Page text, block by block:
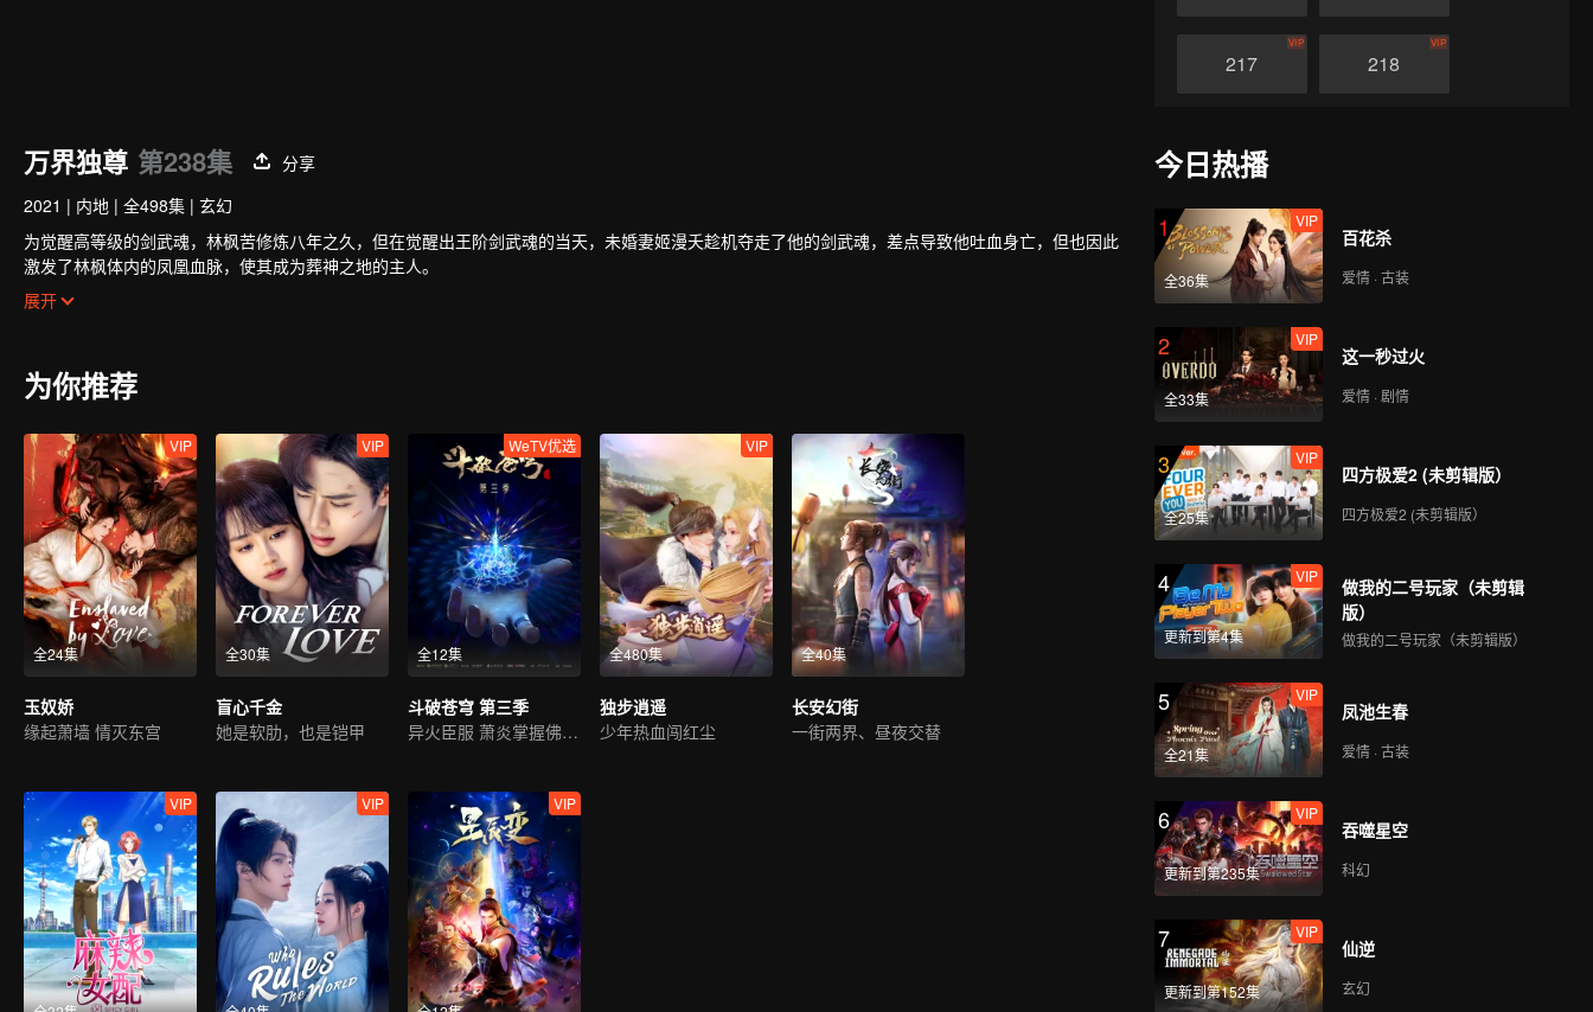
217
VIP
218
VIP
221
223
VIP
225
VIP
226
227
229
VIP
230
VIP
231
VIP
232
VIP
233
VIP
235
VIP
236
237
VIP
238
万界独尊 第238集
分享
2021 | 内地 | 全498集 | 玄幻
为觉醒高等级的剑武魂，林枫苦修炼八年之久，但在觉醒出王阶剑武魂的当天，未婚妻姬漫夭趁机夺走了他的剑武魂，差点导致他吐血身亡，但也因此
激发了林枫体内的凤凰血脉，使其成为葬神之地的主人。
失去了剑武魂后，林枫受到了林氏家族中人的排挤和针对。幸亏在此期间，有妹妹林香儿和爷爷林镇南的陪伴、以及从葬神之地中得到的新力量的帮
助，林枫才能重拾信心，不至于一蹶不振，后来成功吸收了葬神之地中的神魔天尊强者们的力量，林枫的剑武魂因此以修复，且逐渐提升到了更高层
展开
为你推荐
全24集
VIP
玉奴娇
缘起萧墙 情灭东宫
全30集
VIP
盲心千金
她是软肋，也是铠甲
全12集
WeTV优选
斗破苍穹 第三季
异火臣服 萧炎掌握佛怒火连
全480集
VIP
独步逍遥
少年热血闯红尘
全40集
长安幻街
一街两界、昼夜交替
VIP VIP VIP
今日热播
1
全36集
VIP
百花杀
爱情 · 古装
2
全33集
VIP
这一秒过火
爱情 · 剧情
3
全25集
VIP
四方极爱2 (未剪辑版）
四方极爱2 (未剪辑版）
4
更新到第4集
VIP
做我的二号玩家（未剪辑
版）
做我的二号玩家（未剪辑版）
5
全21集
VIP
凤池生春
爱情 · 古装
6
更新到第235集
VIP
吞噬星空
科幻
7
更新到第152集
VIP
仙逆
玄幻